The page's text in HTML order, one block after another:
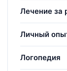
Лечение за
Личный
Логопедия